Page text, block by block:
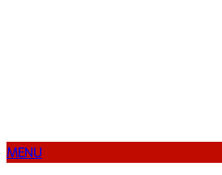
MENU